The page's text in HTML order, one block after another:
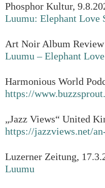
Phosphor Kultur,
Luumu: Elephant Love
Art Noir Album Review
Luumu – Elephant
Harmonious World
https://
„Jazz Views“ United
https://jazzviews.net/
Luzerner Zeitung,
Luumu